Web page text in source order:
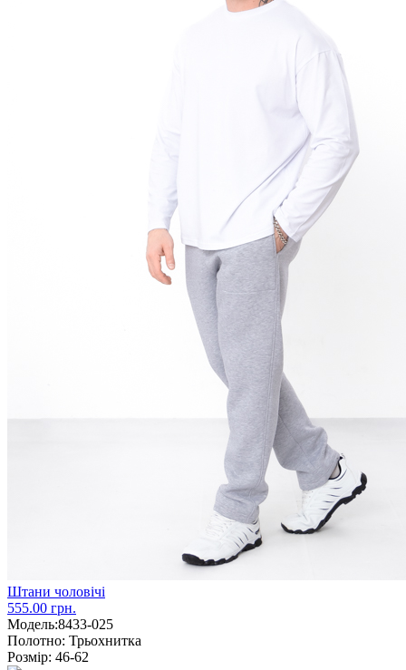
Штани чоловічі
555.00 грн.
Модель:8433-025
Полотно: Трьохнитка
Розмір: 46-62